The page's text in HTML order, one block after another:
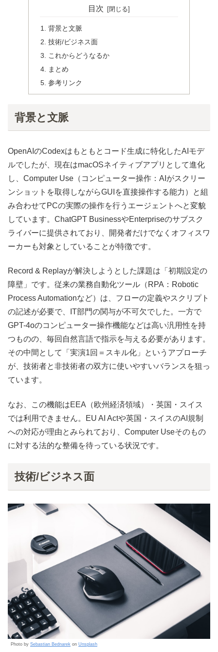
目次
背景と文脈
技術/ビジネス面
これからどうなるか
まとめ
参考リンク
背景と文脈
OpenAIのCodexはもともとコード生成に特化したAIモデ
ルでしたが、現在はmacOSネイティブアプリとして進化
し、Computer Use（コンピューター操作：AIがスクリー
ンショットを取得しながらGUIを直接操作する能力）と組
み合わせてPCの実際の操作を行うエージェントへと変貌
しています。ChatGPT BusinessやEnterpriseのサブスク
ライバーに提供されており、開発者だけでなくオフィスワ
ーカーも対象としていることが特徴です。
Record & Replayが解決しようとした課題は「初期設定の
障壁」です。従来の業務自動化ツール（RPA：Robotic
Process Automationなど）は、フローの定義やスクリプト
の記述が必要で、IT部門の関与が不可欠でした。一方で
GPT-4oのコンピューター操作機能などは高い汎用性を持
つものの、毎回自然言語で指示を与える必要があります。
その中間として「実演1回＝スキル化」というアプローチ
が、技術者と非技術者の双方に使いやすいバランスを狙っ
ています。
なお、この機能はEEA（欧州経済領域）・英国・スイス
では利用できません。EU AI Actや英国・スイスのAI規制
への対応が理由とみられており、Computer Useそのもの
に対する法的な整備を待っている状況です。
技術/ビジネス面
Photo by Sebastian Bednarek on Unsplash